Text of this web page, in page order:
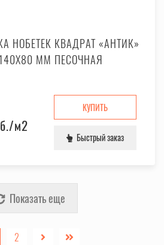
НОБЕТЕК КВАДРАТ «АНТИК»
ММ ПЕСОЧНАЯ
/м2
КУПИТЬ
Быстрый заказ
Показать еще
2